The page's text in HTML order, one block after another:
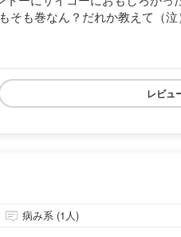
そも巻なん？だれか教えて（泣
レビュ
病み系 (1人)